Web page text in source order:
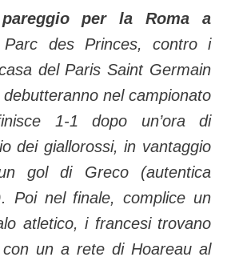
per la Roma a
des Princes, contro i
del Paris Saint Germain
nel campionato
1-1 dopo un’ora di
dei giallorossi, in vantaggio
gol di Greco (autentica
Poi nel finale, complice un
atletico, i francesi trovano
un a rete di Hoareau al